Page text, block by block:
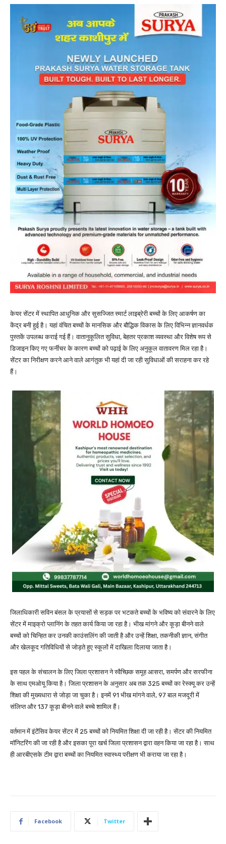
केयर सेंटर में स्थापित आधुनिक और सुसज्जित स्मार्ट लाइब्रेरी बच्चों के लिए आकर्षण का
केंद्र बनी हुई है। यहां वंचित बच्चों के मानसिक और बौद्धिक विकास के लिए विभिन्न ज्ञानवर्धक
पुस्तकें उपलब्ध कराई गई हैं। वातानुकूलित सुविधा, बेहतर प्रकाश व्यवस्था और विशेष रूप से
डिजाइन किए गए फर्नीचर के कारण बच्चों को पढ़ाई के लिए अनुकूल वातावरण मिल रहा है।
सेंटर का निरीक्षण करने आने वाले आगंतुक भी यहां दी जा रही सुविधाओं की सराहना कर रहे
हैं।
जिलाधिकारी सविन बंसल के प्रयासों से सड़क पर भटकते बच्चों के भविष्य को संवारने के लिए
सेंटर में माइक्रो प्लानिंग के तहत कार्य किया जा रहा है। भीख मांगने और कूड़ा बीनने वाले
बच्चों को चिन्हित कर उनकी काउंसलिंग की जाती है और उन्हें शिक्षा, तकनीकी ज्ञान, संगीत
और खेलकूद गतिविधियों से जोड़ते हुए स्कूलों में दाखिला दिलाया जाता है।
इस पहल के संचालन के लिए जिला प्रशासन ने स्वैच्छिक समूह आसरा, समर्पण और सरफीना
के साथ एमओयू किया है। जिला प्रशासन के अनुसार अब तक 325 बच्चों का रेस्क्यू कर उन्हें
शिक्षा की मुख्यधारा से जोड़ा जा चुका है। इनमें 91 भीख मांगने वाले, 97 बाल मजदूरी में
संलिप्त और 137 कूड़ा बीनने वाले बच्चे शामिल हैं।
वर्तमान में इंटेंसिव केयर सेंटर में 25 बच्चों को नियमित शिक्षा दी जा रही है। सेंटर की नियमित
मॉनिटरिंग की जा रही है और इसका पूरा खर्च जिला प्रशासन द्वारा वहन किया जा रहा है। साथ
ही आरबीएसके टीम द्वारा बच्चों का नियमित स्वास्थ्य परीक्षण भी कराया जा रहा है।
Facebook Twitter